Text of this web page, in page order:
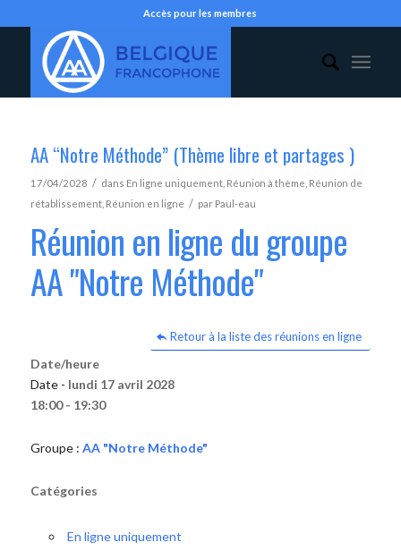
Accès pour les membres
AA “Notre Méthode” (Thème libre et partages )
17/04/2028 / dans En ligne uniquement, Réunion à thème Réunion de
rétablissement, Réunion en ligne / par Paul-eau
Réunion en ligne du groupe
AA "Notre Méthode"
Retour à la liste des réunions en ligne
Date/heure
Date - lundi 17 avril 2028
18:00 - 19:30
Groupe : AA "Notre Méthode"
Catégories
En ligne uniquement